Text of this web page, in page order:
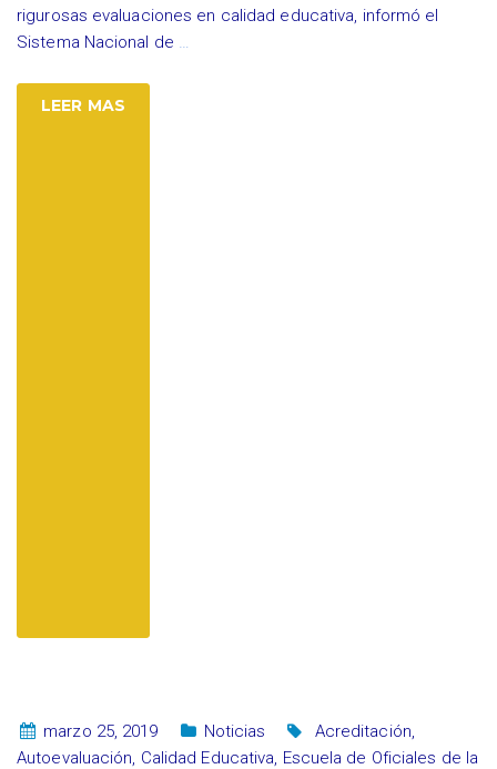
rigurosas evaluaciones en calidad educativa, informó el
Sistema Nacional de …
LEER MAS
marzo 25, 2019 Noticias Acreditación,
Autoevaluación, Calidad Educativa, Escuela de Oficiales de la